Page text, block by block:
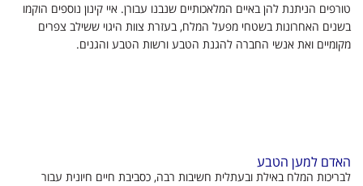
טורפים הניתנת להן באיים המלאכותיים שנבנו עבורן. איי קינון נוספים הוקמו
בשנים האחרונות בשטחי מפעל המלח, בעזרת צוות היגוי ששילב צפרים
מקומיים ואת אנשי החברה להגנת הטבע ורשות הטבע והגנים.
האדם למען הטבע
לבריכות המלח באילת ובעתלית חשיבות רבה, כסביבת חיים חיונית עבור